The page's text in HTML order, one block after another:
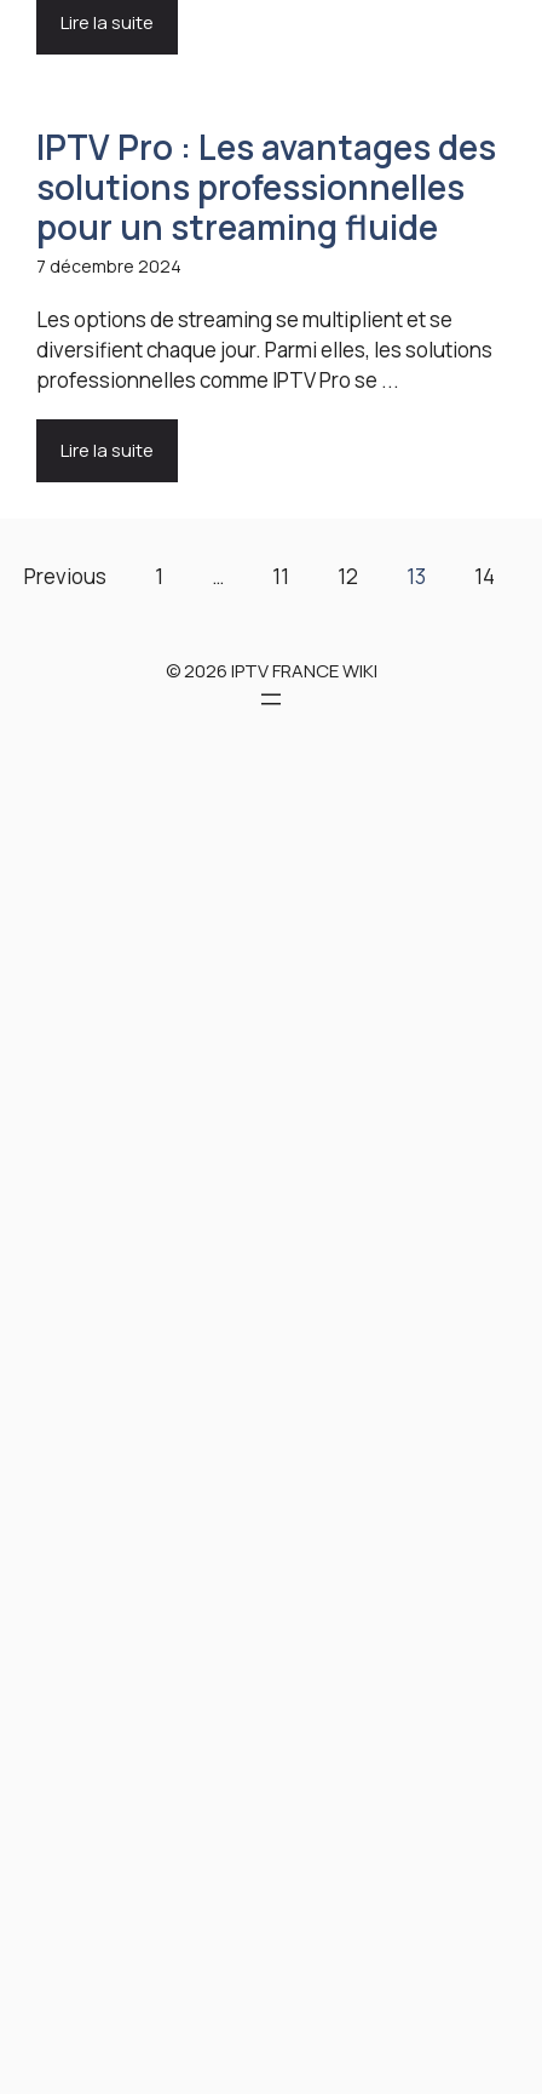
Lire la suite
IPTV Pro : Les avantages des
solutions professionnelles
pour un streaming fluide
7 décembre 2024
Les options de streaming se multiplient et se
diversifient chaque jour. Parmi elles, les solutions
professionnelles comme IPTV Pro se ...
Lire la suite
Previous 1 … 11 12 13 14
© 2026 IPTV FRANCE WIKI